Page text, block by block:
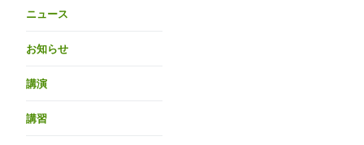
ニュース
お知らせ
講演
講習